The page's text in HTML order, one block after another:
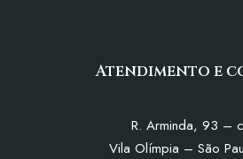
Atendimento e
R. Arminda, 93 –
Vila Olímpia – São